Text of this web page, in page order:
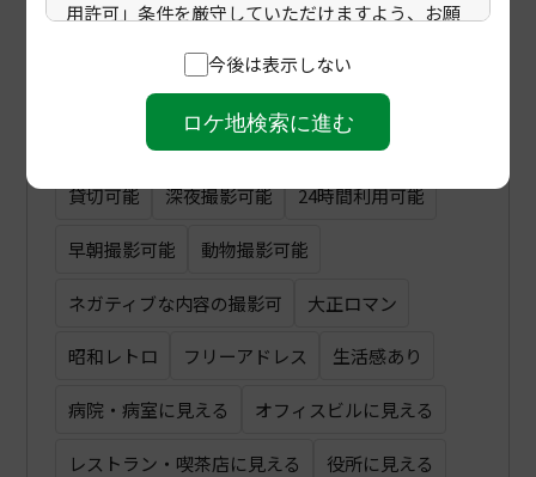
バルコニー・テラスあり 防音設備あり
Wi-Fi あり ドローン撮影可能 火気使用可能
貸切可能 深夜撮影可能 24時間利用可能
早朝撮影可能 動物撮影可能
ネガティブな内容の撮影可 大正ロマン
昭和レトロ フリーアドレス 生活感あり
病院・病室に見える オフィスビルに見える
レストラン・喫茶店に見える 役所に見える
用許可」条件を厳守していただけますよう、お願
今後は表示しない
ロケ地検索に進む